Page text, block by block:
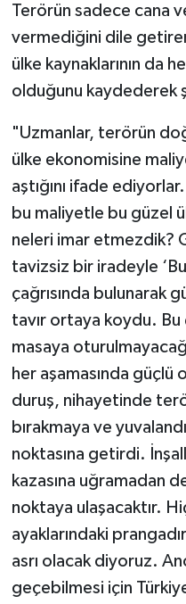
Terörün sadece cana
vermediğini dile
ülke kaynaklarının da
olduğunu kaydederek
"Uzmanlar, terörün
ülke ekonomisine
aştığını ifade
bu maliyetle bu güzel
neleri imar etmezdik?
tavizsiz bir iradeyle
çağrısında bulunarak
tavır ortaya koydu. Bu
masaya
her aşamasında güçlü
duruş, nihayetinde
bırakmaya ve
noktasına getirdi.
kazasına uğramadan
noktaya ulaşacaktır.
ayaklarındaki
asrı olacak diyoruz.
geçebilmesi için